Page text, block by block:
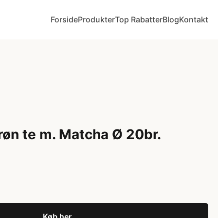
ForsideProdukterTop RabatterBlogKontakt
te m. Matcha Ø 20br.